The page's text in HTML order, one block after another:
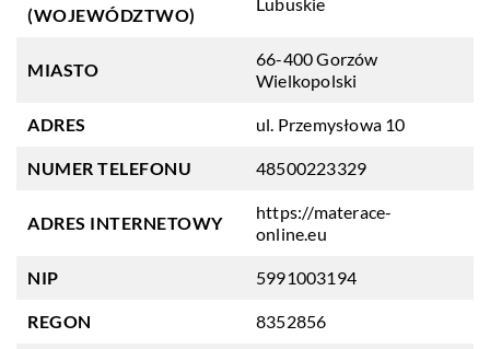
(WOJEWÓDZTWO)
MIASTO
66-400 Gorzów
Wielkopolski
ADRES ul. Przemysłowa 10
NUMER TELEFONU 48500223329
ADRES INTERNETOWY
https://materace-
online.eu
NIP 5991003194
REGON 8352856